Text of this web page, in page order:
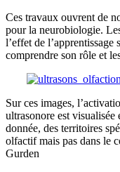
Ces travaux ouvrent de
pour la neurobiologie.
l’effet de
comprendre son rôle et
Sur ces images,
ultrasonore est visualisée
donnée, des territoires
olfactif mais pas dans le
Gurden